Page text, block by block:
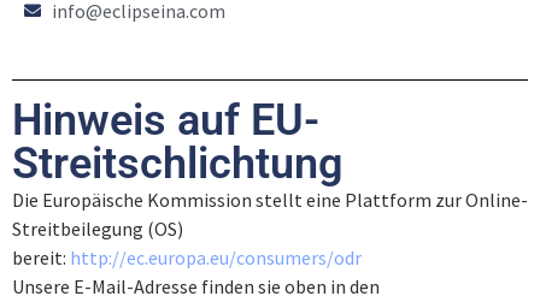
info@eclipseina.com
Hinweis auf EU-
Streitschlichtung
Die Europäische Kommission stellt eine Plattform zur Online-
Streitbeilegung (OS)
bereit: http://ec.europa.eu/consumers/odr
Unsere E-Mail-Adresse finden sie oben in den